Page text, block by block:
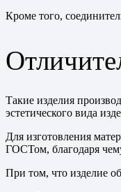
Кроме того,
Такие изделия
эстетического вида
Для изготовления
ГОСТом, благодаря
При том, что изделие